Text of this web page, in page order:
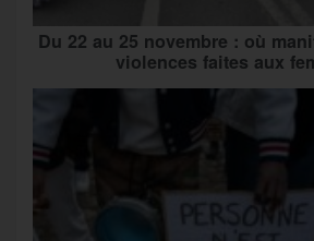
Du 22 au 25 novembre : où
violences faites aux